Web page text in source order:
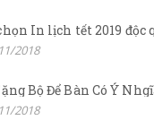
2018
Bộ Để Bàn Có Ý
2018